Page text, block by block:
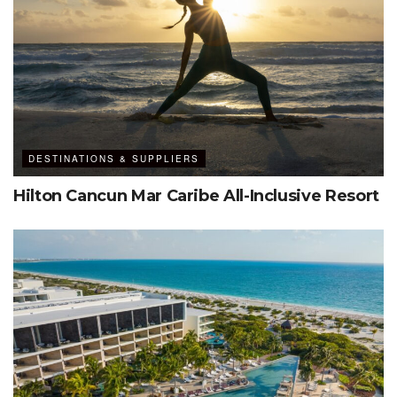
Nuevo Vallarta, degustaciones con chefs, buceo y pesca
en aguas profundas, y entretenimiento nocturno que
incluye fiestas temáticas y shows espectaculares.
Suite presidencial
Actualmente, el complejo ofrece una tarifa especial para
DESTINATIONS & SUPPLIERS
Hilton Cancun Mar Caribe All-Inclusive Resort